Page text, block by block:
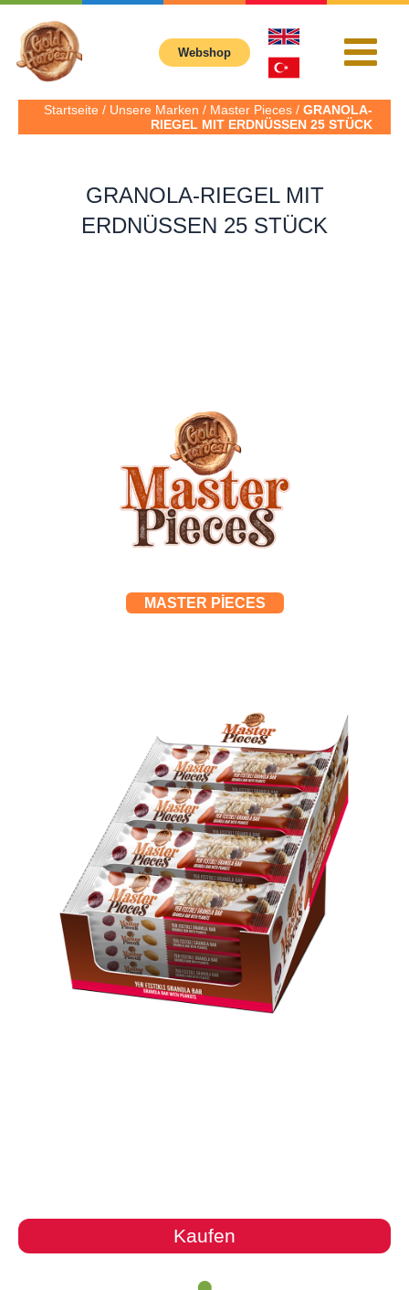
atla
Webshop
Main
Menu
Startseite / Unsere Marken / Master Pieces / GRANOLA-
RIEGEL MIT ERDNÜSSEN 25 STÜCK
GRANOLA-RIEGEL MIT
ERDNÜSSEN 25 STÜCK
MASTER PİECES
Kaufen